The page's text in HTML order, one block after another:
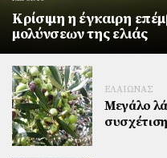
Κρίσιμη η έγκαιρη
μολύνσεων της ελιάς
ΕΛΑΙΩΝΑΣ
Mεγάλο